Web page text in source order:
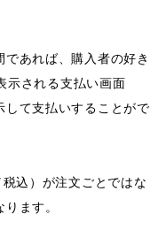
あれば、購入者の好き
示される支払い画面
して支払いすることがで
込）が注文ごとではな
ます。